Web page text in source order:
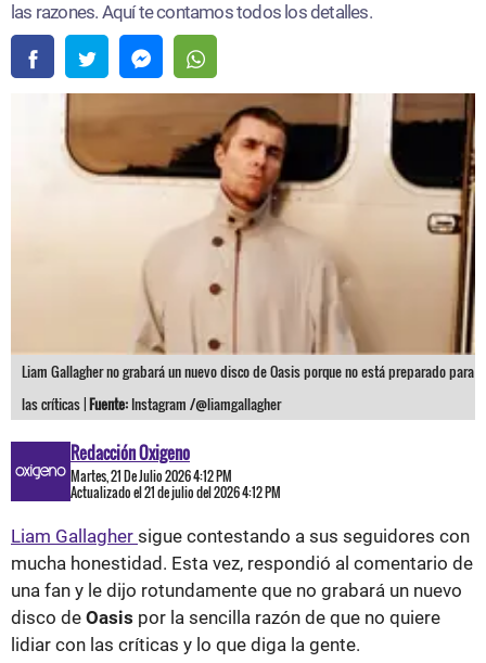
las razones. Aquí te contamos todos los detalles.
Liam Gallagher no grabará un nuevo disco de Oasis porque no está preparado para
las críticas |Fuente: Instagram /@liamgallagher
Redacción Oxigeno
Martes, 21 De Julio 2026 4:12 PM
Actualizado el 21 de julio del 2026 4:12 PM
Liam Gallagher sigue contestando a sus seguidores con
mucha honestidad. Esta vez, respondió al comentario de
una fan y le dijo rotundamente que no grabará un nuevo
disco de Oasis por la sencilla razón de que no quiere
lidiar con las críticas y lo que diga la gente.